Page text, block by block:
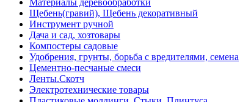
Материалы деревообработки
Щебень(гравий), Щебень декоративный
Инструмент ручной
Дача и сад, хозтовары
Компостеры садовые
Удобрения, грунты, борьба с вредителями, семена
Цементно-песчаные смеси
Ленты.Скотч
Электротехнические товары